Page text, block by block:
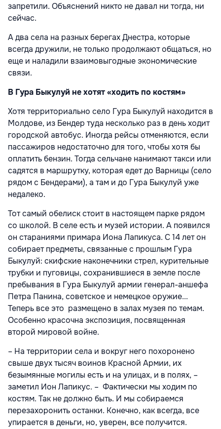
запретили. Объяснений никто не давал ни тогда, ни
сейчас.
А два села на разных берегах Днестра, которые
всегда дружили, не только продолжают общаться, но
еще и наладили взаимовыгодные экономические
связи.
В Гура Быкулуй не хотят «ходить по костям»
Хотя территориально село Гура Быкулуй находится в
Молдове, из Бендер туда несколько раз в день ходит
городской автобус. Иногда рейсы отменяются, если
пассажиров недостаточно для того, чтобы хотя бы
оплатить бензин. Тогда сельчане нанимают такси или
садятся в маршрутку, которая едет до Варницы (село
рядом с Бендерами), а там и до Гура Быкулуй уже
недалеко.
Тот самый обелиск стоит в настоящем парке рядом
со школой. В селе есть и музей истории. А появился
он стараниями примара Иона Лапикуса. С 14 лет он
собирает предметы, связанные с прошлым Гура
Быкулуй: скифские наконечники стрел, курительные
трубки и пуговицы, сохранившиеся в земле после
пребывания в Гура Быкулуй армии генерал-аншефа
Петра Панина, советское и немецкое оружие...
Теперь все это размещено в залах музея по темам.
Особенно красочна экспозиция, посвященная
второй мировой войне.
– На территории села и вокруг него похоронено
свыше двух тысяч воинов Красной Армии, их
безымянные могилы есть и на улицах, и в полях, –
заметил Ион Лапикус. – Фактически мы ходим по
костям. Так не должно быть. И мы собираемся
перезахоронить останки. Конечно, как всегда, все
упирается в деньги, но, уверен, все получится.